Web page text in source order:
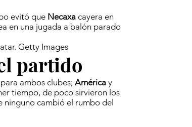
evitó que Necaxa cayera en
en una jugada a balón parado
Getty Images
partido
ambos clubes; América y
tiempo, de poco sirvieron los
ninguno cambió el rumbo del